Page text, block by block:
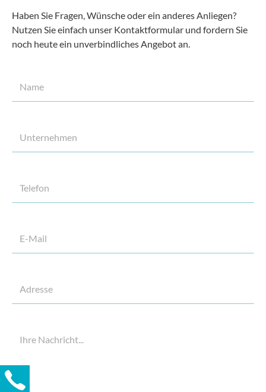
Haben Sie Fragen, Wünsche oder ein anderes Anliegen?
Nutzen Sie einfach unser Kontaktformular und fordern Sie
noch heute ein unverbindliches Angebot an.